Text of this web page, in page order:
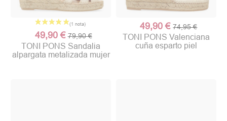
49,90 € 79,90 €
TONI PONS Sandalia
alpargata metalizada mujer
49,90 € 74,95 €
TONI PONS Valenciana
cuña esparto piel